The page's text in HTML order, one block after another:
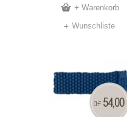
+ Warenkorb
Wunschliste
CHF 54,00